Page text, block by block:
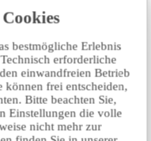
bestmögliche Erlebnis
erforderliche
einwandfreien Betrieb
können frei entscheiden,
Bitte beachten Sie,
Einstellungen die volle
nicht mehr zur